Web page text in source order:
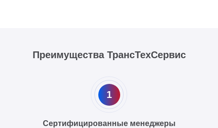
Преимущества ТрансТехСервис
1
Сертифицированные менеджеры